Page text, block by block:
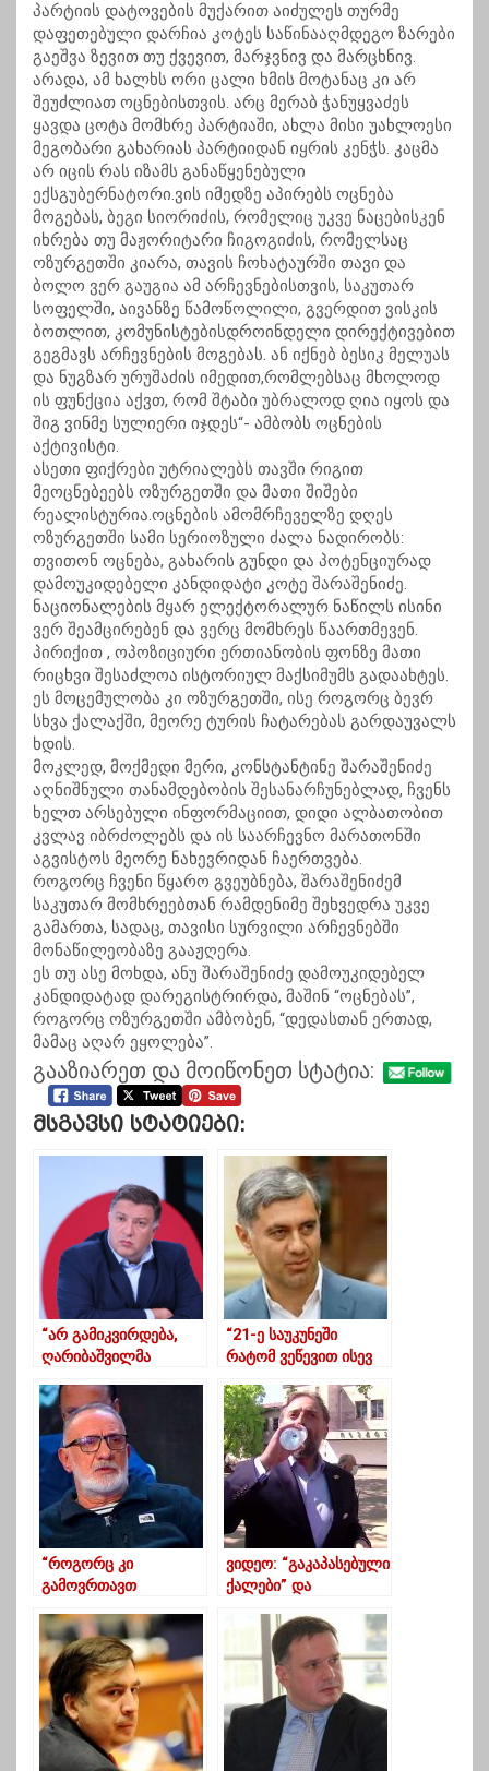
პარტიის დატოვების მუქარით აიძულეს თურმე
დაფეთებული დარჩია კოტეს საწინააღმდეგო ზარები
გაეშვა ზევით თუ ქვევით, მარჯვნივ და მარცხნივ.
არადა, ამ ხალხს ორი ცალი ხმის მოტანაც კი არ
შეუძლიათ ოცნებისთვის. არც მერაბ ჭანუყვაძეს
ყავდა ცოტა მომხრე პარტიაში, ახლა მისი უახლოესი
მეგობარი გახარიას პარტიიდან იყრის კენჭს. კაცმა
არ იცის რას იზამს განაწყენებული
ექსგუბერნატორი.ვის იმედზე აპირებს ოცნება
მოგებას, ბეგი სიორიძის, რომელიც უკვე ნაცებისკენ
იხრება თუ მაჟორიტარი ჩიგოგიძის, რომელსაც
ოზურგეთში კიარა, თავის ჩოხატაურში თავი და
ბოლო ვერ გაუგია ამ არჩევნებისთვის, საკუთარ
სოფელში, აივანზე წამოწოლილი, გვერდით ვისკის
ბოთლით, კომუნისტებისდროინდელი დირექტივებით
გეგმავს არჩევნების მოგებას. ან იქნებ ბესიკ მელუას
და ნუგზარ ურუშაძის იმედით,რომლებსაც მხოლოდ
ის ფუნქცია აქვთ, რომ შტაბი უბრალოდ ღია იყოს და
შიგ ვინმე სულიერი იჯდეს“- ამბობს ოცნების
აქტივისტი.
ასეთი ფიქრები უტრიალებს თავში რიგით
მეოცნებეებს ოზურგეთში და მათი შიშები
რეალისტურია.ოცნების ამომრჩეველზე დღეს
ოზურგეთში სამი სერიოზული ძალა ნადირობს:
თვითონ ოცნება, გახარის გუნდი და პოტენციურად
დამოუკიდებელი კანდიდატი კოტე შარაშენიძე.
ნაციონალების მყარ ელექტორალურ ნაწილს ისინი
ვერ შეამცირებენ და ვერც მომხრეს წაართმევენ.
პირიქით , ოპოზიციური ერთიანობის ფონზე მათი
რიცხვი შესაძლოა ისტორიულ მაქსიმუმს გადაახტეს.
ეს მოცემულობა კი ოზურგეთში, ისე როგორც ბევრ
სხვა ქალაქში, მეორე ტურის ჩატარებას გარდაუვალს
ხდის.
მოკლედ, მოქმედი მერი, კონსტანტინე შარაშენიძე
აღნიშნული თანამდებობის შესანარჩუნებლად, ჩვენს
ხელთ არსებული ინფორმაციით, დიდი ალბათობით
კვლავ იბრძოლებს და ის საარჩევნო მარათონში
აგვისტოს მეორე ნახევრიდან ჩაერთვება.
როგორც ჩვენი წყარო გვეუბნება, შარაშენიძემ
საკუთარ მომხრეებთან რამდენიმე შეხვედრა უკვე
გამართა, სადაც, თავისი სურვილი არჩევნებში
მონაწილეობაზე გააჟღერა.
ეს თუ ასე მოხდა, ანუ შარაშენიძე დამოუკიდებელ
კანდიდატად დარეგისტრირდა, მაშინ “ოცნებას”,
როგორც ოზურგეთში ამბობენ, “დედასთან ერთად,
მამაც აღარ ეყოლება”.
გააზიარეთ და მოიწონეთ სტატია:
Მსგავსი Სტატიები:
“არ გამიკვირდება,
ღარიბაშვილმა
“სისხლიანი 9 წლის”
გამოფენა მოაწყოს”
“21-ე საუკუნეში
რატომ ვეწევით ისევ
ფარული ჩანაწერებით
რატომ ვერთობით?”
“როგორც კი
გამოვრთავთ
დამშვიდდება ეს
ქვეყანა”
ვიდეო: “გაკაპასებული
ქალები” და
ვასაძე ოზურგეთში